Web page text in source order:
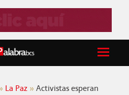
La Paz
Activistas esperan